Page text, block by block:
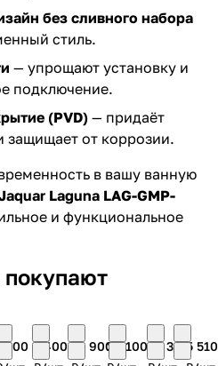
без сливного набора
стиль.
— упрощают установку и
подключение.
(PVD) — придаёт
защищает от коррозии.
в вашу ванную
Laguna LAG-GMP-
и функциональное
300 7 400 10 90020 10020 3005 510